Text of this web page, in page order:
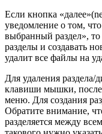
Если кнопка
уведомление о том,
выбранный раздел»,
разделы и создавать
удалит все файлы на
Для удаления раздела/
клавиши мышки,
меню. Для создания
Обратите внимание,
разделяется между